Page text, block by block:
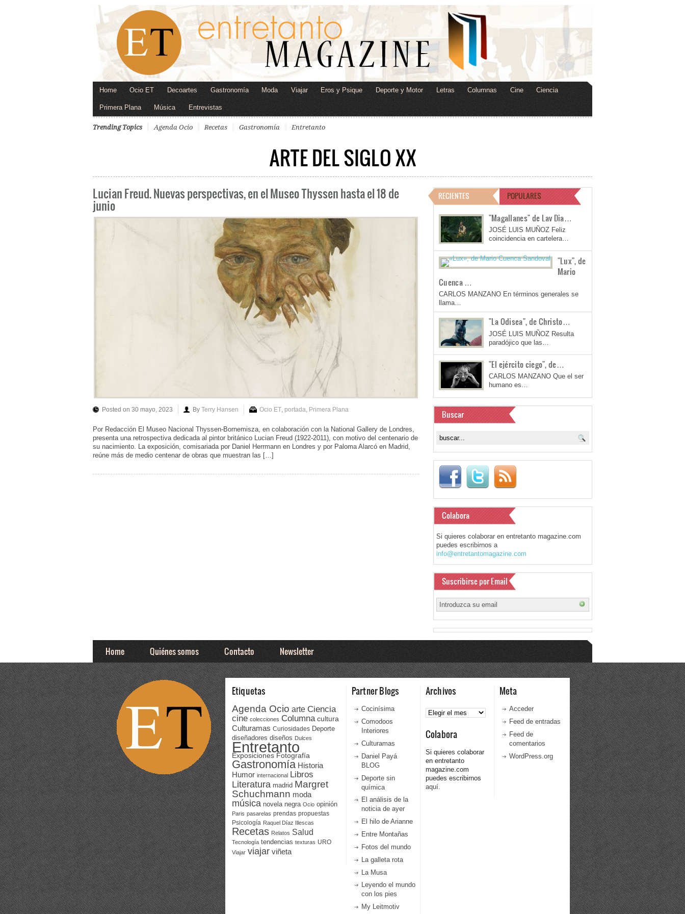
Home Ocio ET Decoartes Gastronomía Moda Viajar Eros y Psique Deporte y Motor Letras Columnas Cine Ciencia
Primera Plana Música Entrevistas
Trending Topics Agenda Ocio Recetas Gastronomía Entretanto
ARTE DEL SIGLO XX
Lucian Freud. Nuevas perspectivas, en el Museo Thyssen hasta el 18 de
junio
Posted on 30 mayo, 2023 By Terry Hansen Ocio ET portada Primera Plana
Por Redacción El Museo Nacional Thyssen-Bornemisza, en colaboración con la National Gallery de Londres,
presenta una retrospectiva dedicada al pintor británico Lucian Freud (1922-2011), con motivo del centenario de
su nacimiento. La exposición, comisariada por Daniel Herrmann en Londres y por Paloma Alarcó en Madrid,
reúne más de medio centenar de obras que muestran las […]
RECIENTES POPULARES
"Magallanes" de Lav Dia…
JOSÉ LUIS MUÑOZ Feliz
coincidencia en cartelera…
"Lux", de
Mario
Cuenca …
CARLOS MANZANO En términos generales se
llama…
"La Odisea", de Christo…
JOSÉ LUIS MUÑOZ Resulta
paradójico que las…
"El ejército ciego", de…
CARLOS MANZANO Que el ser
humano es…
Buscar
Colabora
Si quieres colaborar en entretanto magazine.com
puedes escribirnos a
info@entretantomagazine.com
Suscribirse por Email
Home Quiénes somos Contacto Newsletter
Etiquetas
Agenda Ocio arte Ciencia
cine colecciones Columna cultura
Culturamas Curiosidades Deporte
diseñadores diseños Dulces
Entretanto
Exposiciones Fotografía
Gastronomía Historia
Humor internacional Libros
Literatura madrid Margret
Schuchmann moda
música novela negra Ocio opinión
Paris pasarelas prendas propuestas
Psicología Raquel Díaz Illescas
Recetas Relatos Salud
Tecnología tendencias texturas URO
Viajar viajar viñeta
Partner Blogs
Cocinísima
Comodoos
Interiores
Culturamas
Daniel Payá
BLOG
Deporte sin
química
El análisis de la
noticia de ayer
El hilo de Arianne
Entre Montañas
Fotos del mundo
La galleta rota
La Musa
Leyendo el mundo
con los pies
My Leitmotiv
Archivos
Archivos
Colabora
Si quieres colaborar
en entretanto
magazine.com
puedes escribirnos
aquí.
Meta
Acceder
Feed de entradas
Feed de
comentarios
WordPress.org